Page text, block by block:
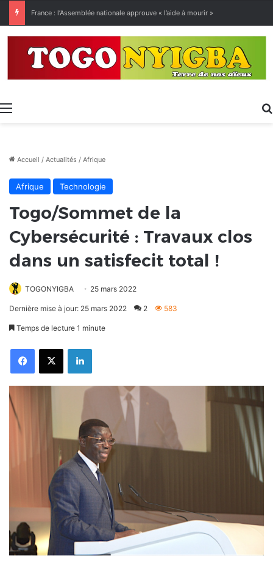
France : l’Assemblée nationale approuve « l’aide à mourir »
Menu
Accueil / Actualités / Afrique
Afrique Technologie
Togo/Sommet de la
Cybersécurité : Travaux clos
dans un satisfecit total !
TOGONYIGBA 25 mars 2022
Dernière mise à jour: 25 mars 2022 2 583
Temps de lecture 1 minute
FacebookX Linkedin